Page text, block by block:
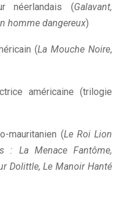
néerlandais (Galavant,
homme dangereux)
(La Mouche Noire,
américaine (trilogie
mauritanien (Le Roi Lion
: La Menace Fantôme,
Dolittle, Le Manoir Hanté